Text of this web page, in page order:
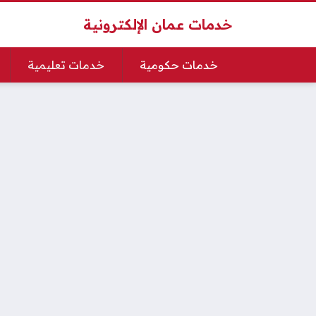
خدمات عمان الإلكترونية
خدمات حكومية خدمات تعليمية